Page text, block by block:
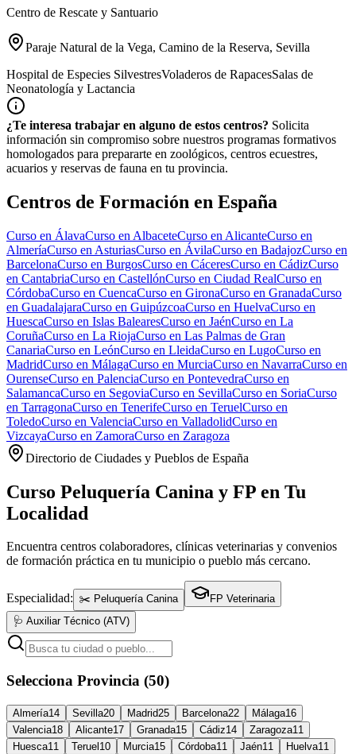
Centro de Rescate y Santuario
Paraje Natural de la Vega, Camino de la Reserva, Sevilla
Hospital de Especies SilvestresVoladeros de RapacesSalas de
Neonatología y Lactancia
¿Te interesa trabajar en alguno de estos centros? Solicita
información sin compromiso sobre nuestros programas formativos
homologados para prepararte en zoológicos, centros ecuestres,
acuarios y reservas de fauna en tu provincia.
Centros de Formación en España
Curso en ÁlavaCurso en AlbaceteCurso en AlicanteCurso en
AlmeríaCurso en AsturiasCurso en ÁvilaCurso en BadajozCurso en
BarcelonaCurso en BurgosCurso en CáceresCurso en CádizCurso
en CantabriaCurso en CastellónCurso en Ciudad RealCurso en
CórdobaCurso en CuencaCurso en GironaCurso en GranadaCurso
en GuadalajaraCurso en GuipúzcoaCurso en HuelvaCurso en
HuescaCurso en Islas BalearesCurso en JaénCurso en La
CoruñaCurso en La RiojaCurso en Las Palmas de Gran
CanariaCurso en LeónCurso en LleidaCurso en LugoCurso en
MadridCurso en MálagaCurso en MurciaCurso en NavarraCurso en
OurenseCurso en PalenciaCurso en PontevedraCurso en
SalamancaCurso en SegoviaCurso en SevillaCurso en SoriaCurso
en TarragonaCurso en TenerifeCurso en TeruelCurso en
ToledoCurso en ValenciaCurso en ValladolidCurso en
VizcayaCurso en ZamoraCurso en Zaragoza
Directorio de Ciudades y Pueblos de España
Curso Peluquería Canina y FP en Tu
Localidad
Encuentra centros colaboradores, clínicas veterinarias y convenios
de formación práctica en tu municipio o pueblo más cercano.
Especialidad: ✂️ Peluquería Canina
FP Veterinaria
🩺 Auxiliar Técnico (ATV)
Selecciona Provincia (50)
Almería14 Sevilla20 Madrid25 Barcelona22 Málaga16
Valencia18 Alicante17 Granada15 Cádiz14 Zaragoza11
Huesca11 Teruel 10 Murcia15 Córdoba11 Jaén11 Huelva11